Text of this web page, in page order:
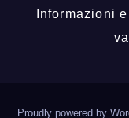
Informazioni
Proudly powered by